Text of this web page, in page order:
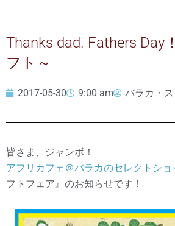
Thanks dad. Fathers Day
フト～
2017-05-30 9:00 am バラカ・
皆さま、ジャンボ！
アフリカフェ＠バラカのセレクトショ
フトフェア』のお知らせです！